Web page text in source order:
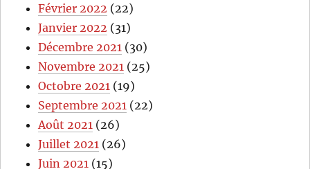
Février 2022 (22)
Janvier 2022 (31)
Décembre 2021 (30)
Novembre 2021 (25)
Octobre 2021 (19)
Septembre 2021 (22)
Août 2021 (26)
Juillet 2021 (26)
Juin 2021 (15)